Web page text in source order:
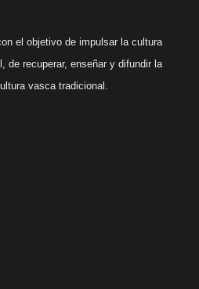
el objetivo de impulsar la cultura
de recuperar, enseñar y difundir la
vasca tradicional.